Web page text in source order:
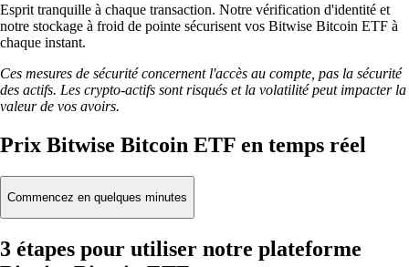
Esprit tranquille à chaque transaction. Notre vérification d'identité et
notre stockage à froid de pointe sécurisent vos Bitwise Bitcoin ETF à
chaque instant.
Ces mesures de sécurité concernent l'accès au compte, pas la sécurité
des actifs. Les crypto-actifs sont risqués et la volatilité peut impacter la
valeur de vos avoirs.
Prix Bitwise Bitcoin ETF en temps réel
Commencez en quelques minutes
3 étapes pour utiliser notre plateforme